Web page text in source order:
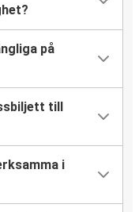
på
till
i